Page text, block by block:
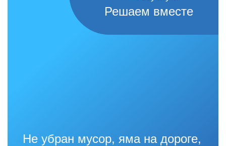
Решаем вместе
Не убран мусор, яма на дороге,